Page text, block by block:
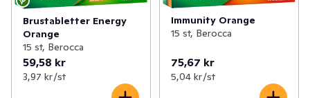
Brustabletter Energy
Orange
15 st, Berocca
59,58 kr
3,97 kr /st
Immunity Orange
15 st, Berocca
75,67 kr
5,04 kr /st